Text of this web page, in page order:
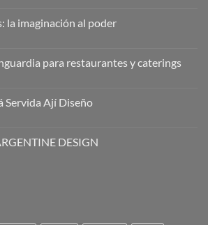
la imaginación al poder
para restaurantes y caterings
Servida Ají Diseño
DESIGN